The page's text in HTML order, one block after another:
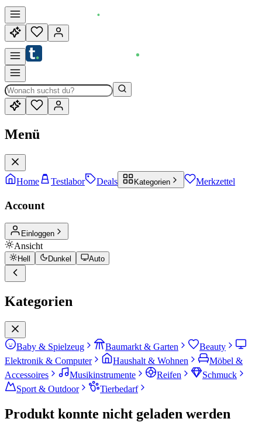
Menü
Home Testlabor Deals Kategorien Merkzettel
Account
Einloggen
Ansicht
Hell Dunkel Auto
Kategorien
Baby & Spielzeug Baumarkt & Garten
Beauty
Elektronik & Computer
Haushalt & Wohnen
Möbel &
Accessoires
Musikinstrumente Reifen
Schmuck
Sport & Outdoor
Tierbedarf
Produkt konnte nicht geladen werden